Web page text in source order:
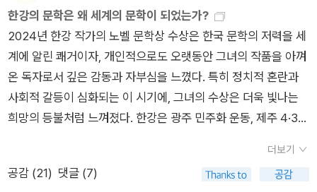
야 한다는 의지가 생존에 도움을 주었을 것이다. 그리고 마지막으
로 암흑과 같은 시간에도 내 동료들과 나 자신에게서 사물이 아닌
인간의 모습을 보겠다는 의지, 그럼으로써 수용소에 널리 퍼져 많
은 수인들을 정신적 조난자로 만들었던 굴욕과 부도덕에서 나를
지키겠다는 의지를 고집스럽게 지켜낸 것이 도움이 되었다. (30
7)
혐오감으로 비롯된 학살 정책이 계획된다. 그것이 바로 홀로코스
트, 반유대주의로부터 비롯된 나치의 유대 민족의 강제 이주 및
학살 정책이다.1935년, 나치는 뉘른베르크에서 반유대주의를 공
식화하는 법안을 발표한다. 이에 따라 유대인들은 독일을 비롯한
그들의 점령지와 동맹국에서 벗어나야만 했다. 이러한 유대인 차
별정책은 초기에는 강제 추방을 목적으로 하고 있었다. 그러나 1
939년 9월 1일, 2차 세계대전이 발발하자 유대인에 대한 혐오는
츠-비르케나우 등을 비롯한 수용소로 유대인을 강제 이송하는 것
스실에서 죽음을 맞는다. 프라하의 카프카 무덤에서 이번문학기
많이 와 있었지만 실제 수용소 투어는 여유있게 진행되었고 마지
식 일정에는 포함해 있지 않았지만 쉼보르스카의 묘지 방문을 많
은 분들이 원해서 숙소로 돌아오는 길에 들르기로 했다. 거기부터
함‘에 느꺼운 감정이 밀려온다. 어느 순간 내가 그녀를 의지하고
따라가며 읽고 있었다. 주말 동안 부지런히 읽어야지.읽고 싶었던
책들이 도착했다. 찡긋.
즈.앤드류 포터의단편집은 2권 읽었는데, 비슷한 연배의동시대
작가의 나이듦과 독자의 나이듦이 함께할 때 공감할 수 있는 부분
이 큰 작품이었다. 클레어키건은 읽은 3권 중에서 가장 좋았던 작
품이다. 너무나덤덤하지만 그 후폭풍을 어떻게 견딜 수 있을까 독
자에게 여운을 많이 남기는 작품이었다. 3월. 에밀 아지르의 <일
러스트 자기 앞의 생>드디어 읽은 <자기 앞의 생>. 내가 생각한
것보다 더욱 사랑스럽고슬픈 이야기였다. 4월. 크리스틴델피
의 <가부장제의 정치경제학>여성주의 책같이 읽기로 읽은
한강의 문학은 왜 세계의 문학이 되었는가?
2024년 한강 작가의 노벨 문학상 수상은 한국 문학의 저력을 세
계에 알린 쾌거이자, 개인적으로도 오랫동안 그녀의 작품을 아껴
온 독자로서 깊은 감동과 자부심을 느꼈다. 특히 정치적 혼란과
사회적 갈등이 심화되는 이 시기에, 그녀의 수상은 더욱 빛나는
희망의 등불처럼 느껴졌다. 한강은 광주 민주화 운동, 제주 4·3
로 형상화하며, 인간의 고통과 존엄에 대한 깊이 있는 탐구를 보
여주었다는 점에서 높은 평가를 받았다. 본 글에서는 한강 문학의
더보기
공감 (21) 댓글 (7)